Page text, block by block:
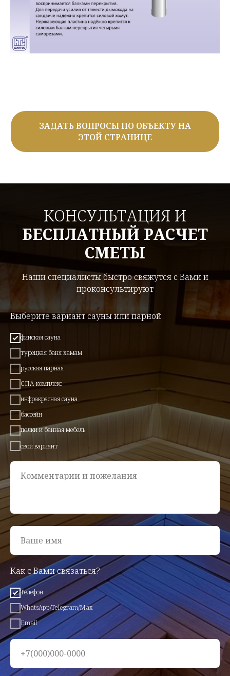
ЗАДАТЬ ВОПРОСЫ ПО ОБЪЕКТУ НА
ЭТОЙ СТРАНИЦЕ
КОНСУЛЬТАЦИЯ И
БЕСПЛАТНЫЙ РАСЧЕТ
СМЕТЫ
Наши специалисты быстро свяжутся с Вами и
проконсультируют
Выберите вариант сауны или парной
финская сауна
турецкая баня хамам
русская парная
СПА-комплекс
инфракрасная сауна
бассейн
полки и банная мебель
свой вариант
Комментарии и пожелания
Ваше имя
Как с Вами связаться?
Телефон
WhatsApp/Telegram/Max
Email
+7(000)000-0000